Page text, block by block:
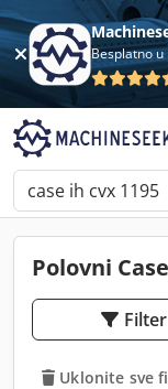
Besplatno
Polovni
Filter
Uklonite sve